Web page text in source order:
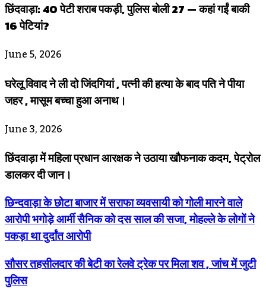
छिंदवाड़ा: 40 पेटी शराब पकड़ी, पुलिस बोली 27 — कहां गईं बाकी
16 पेटियां?
June 5, 2026
घरेलू विवाद ने ली दो जिंदगियां , पत्नी की हत्या के बाद पति ने पीया
जहर , मासूम बच्चा हुआ अनाथ।
June 3, 2026
छिंदवाड़ा में महिला प्रधान आरक्षक ने उठाया खौफनाक कदम, पेट्रोल
डालकर दी जान।
छिन्दवाड़ा के छोटा बाजार में सराफा व्यवसायी को गोली मारने वाले
आरोपी भगोड़े आर्मी सैनिक को दस साल की सजा, मोहल्ले के लोगों ने
पकड़ा था दुर्दांत आरोपी
सौसर तहसीलदार की बेटी का रेलवे ट्रेक पर मिला शव , जांच में जुटी
पुलिस